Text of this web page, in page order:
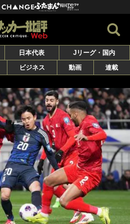
日本代表
Jリーグ・国内
ビジネス 動画 連載